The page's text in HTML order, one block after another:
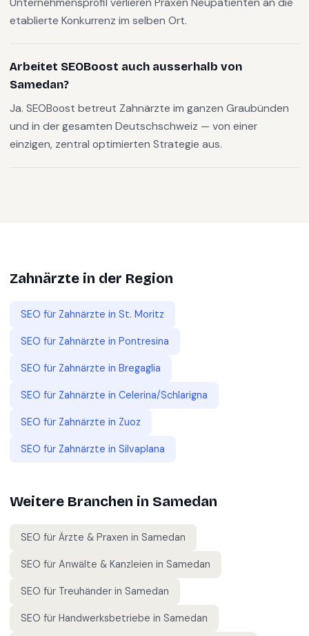
etablierte Konkurrenz im selben Ort.
Arbeitet SEOBoost auch ausserhalb von
Samedan?
Ja. SEOBoost betreut Zahnärzte im ganzen Graubünden
und in der gesamten Deutschschweiz — von einer
einzigen, zentral optimierten Strategie aus.
Zahnärzte in der Region
SEO für Zahnärzte in St. Moritz
SEO für Zahnärzte in Pontresina
SEO für Zahnärzte in Bregaglia
SEO für Zahnärzte in Celerina/Schlarigna
SEO für Zahnärzte in Zuoz
SEO für Zahnärzte in Silvaplana
Weitere Branchen in Samedan
SEO für Ärzte & Praxen in Samedan
SEO für Anwälte & Kanzleien in Samedan
SEO für Treuhänder in Samedan
SEO für Handwerksbetriebe in Samedan